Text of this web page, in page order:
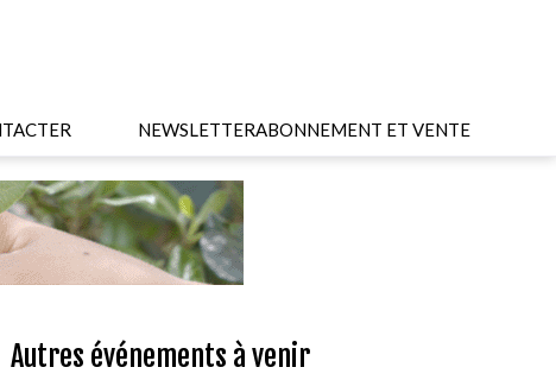
NEWSLETTERABONNEMENT ET VENTE
Autres événements à venir